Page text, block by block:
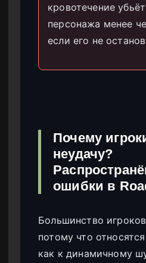
кровотечение
персонажа менее
если его не
Почему
неудачу?
ошибки в
Большинство
потому что
как к динамичному